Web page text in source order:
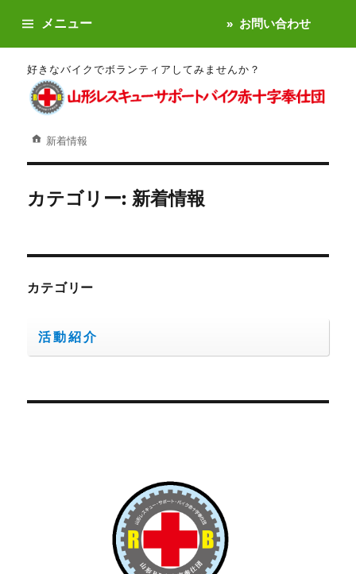
好きなバイクでボランティアしてみませんか？
メニュー お問い合わせ
新着情報
カテゴリー: 新着情報
カテゴリー
活動紹介